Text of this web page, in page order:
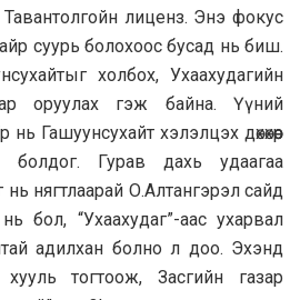
Тавантолгойн лиценз. Энэ фокус
суурь болохоос бусад нь биш.
холбох, Ухаахудагийн
оруулах гэж байна. Үүний
Гашуунсухайт хэлэлцэх дөхөхөөр
Гурав дахь удаагаа
нь нягтлаарай О.Алтангэрэл сайд
бол, “Ухаахудаг”-аас ухарвал
адилхан болно л доо. Эхэнд
тогтоож, Засгийн газар